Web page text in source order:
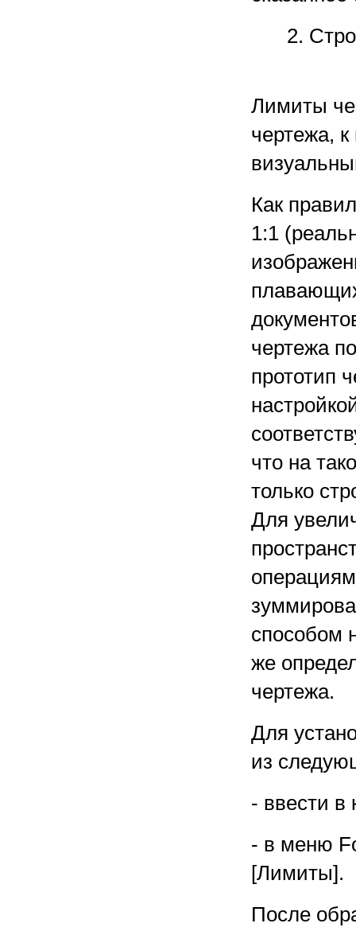
2.
Лимиты
чертежа,
Как
1:1
чертежа
прототип
что на
только
Для
способом
же
чертежа.
Для
из
- ввести в
- в меню
[Лимиты].
После